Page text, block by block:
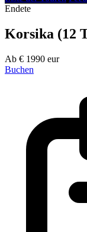
Endete
Korsika (12
Ab € 1990 eur
Buchen